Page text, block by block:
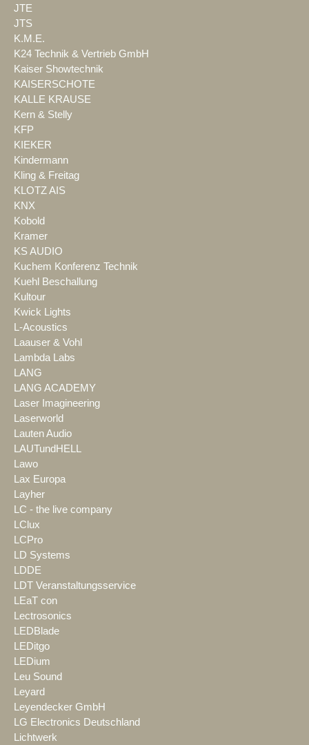
JTE
JTS
K.M.E.
K24 Technik & Vertrieb GmbH
Kaiser Showtechnik
KAISERSCHOTE
KALLE KRAUSE
Kern & Stelly
KFP
KIEKER
Kindermann
Kling & Freitag
KLOTZ AIS
KNX
Kobold
Kramer
KS AUDIO
Kuchem Konferenz Technik
Kuehl Beschallung
Kultour
Kwick Lights
L-Acoustics
Laauser & Vohl
Lambda Labs
LANG
LANG ACADEMY
Laser Imagineering
Laserworld
Lauten Audio
LAUTundHELL
Lawo
Lax Europa
Layher
LC - the live company
LClux
LCPro
LD Systems
LDDE
LDT Veranstaltungsservice
LEaT con
Lectrosonics
LEDBlade
LEDitgo
LEDium
Leu Sound
Leyard
Leyendecker GmbH
LG Electronics Deutschland
Lichtwerk